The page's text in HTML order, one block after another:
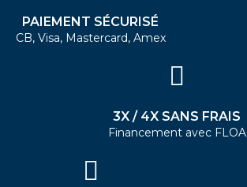
PAIEMENT SÉCURISÉ
CB, Visa, Mastercard, Amex
3X / 4X SANS FRAIS
Financement avec FLOA